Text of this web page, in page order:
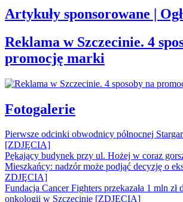
Artykuły sponsorowane |
Reklama w Szczecinie. 4
promocję marki
Fotogalerie
Pierwsze odcinki obwodnicy północnej
[ZDJĘCIA]
Pękający budynek przy ul. Hożej w coraz
Mieszkańcy: nadzór może podjąć decyzję o
ZDJĘCIA]
Fundacja Cancer Fighters przekazała 1 mln zł
onkologii w Szczecinie [ZDJĘCIA]